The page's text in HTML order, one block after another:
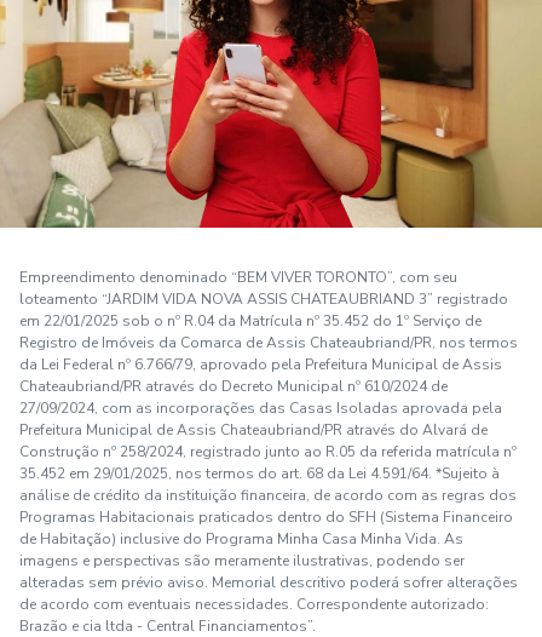
Empreendimento denominado “BEM VIVER TORONTO”, com seu
loteamento “JARDIM VIDA NOVA ASSIS CHATEAUBRIAND 3” registrado
em 22/01/2025 sob o nº R.04 da Matrícula nº 35.452 do 1º Serviço de
Registro de Imóveis da Comarca de Assis Chateaubriand/PR, nos termos
da Lei Federal nº 6.766/79, aprovado pela Prefeitura Municipal de Assis
Chateaubriand/PR através do Decreto Municipal nº 610/2024 de
27/09/2024, com as incorporações das Casas Isoladas aprovada pela
Prefeitura Municipal de Assis Chateaubriand/PR através do Alvará de
Construção nº 258/2024, registrado junto ao R.05 da referida matrícula nº
35.452 em 29/01/2025, nos termos do art. 68 da Lei 4.591/64. *Sujeito à
análise de crédito da instituição financeira, de acordo com as regras dos
Programas Habitacionais praticados dentro do SFH (Sistema Financeiro
de Habitação) inclusive do Programa Minha Casa Minha Vida. As
imagens e perspectivas são meramente ilustrativas, podendo ser
alteradas sem prévio aviso. Memorial descritivo poderá sofrer alterações
de acordo com eventuais necessidades. Correspondente autorizado:
Brazão e cia ltda - Central Financiamentos”.